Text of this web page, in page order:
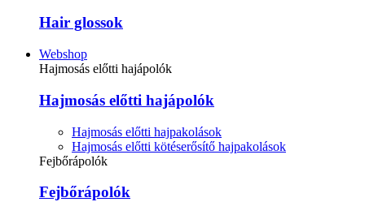
Hair glossok
Webshop
Hajmosás előtti hajápolók
Hajmosás előtti hajápolók
Hajmosás előtti hajpakolások
Hajmosás előtti kötéserősítő hajpakolások
Fejbőrápolók
Fejbőrápolók